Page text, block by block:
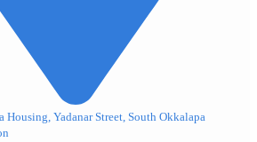
Yadanar Street, South Okkalapa